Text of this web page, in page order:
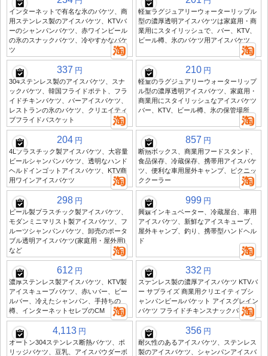
インターネットで有名な氷のバケツ、商
用ステンレス製のアイスバケツ、KTVバ
ーのシャンパンバケツ、赤ワインビール
の氷のスナックバケツ、冷やすかなバケ
ツ
軽量ラグジュアリーウォーターリップル
型の濃厚透明アイスバケツは家庭用・商
業用にスタイリッシュで、バー、KTV、
ビール樽、氷のバケツ用アイスバケツ
337 円
304ステンレス製のアイスバケツ、スナ
ックバケツ、韓国フライドポテト、フラ
イドチキンバケツ、バーアイスバケツ、
レストランの氷のバケツ、クリエイティ
ブフライドバスケット
210 円
軽量のラグジュアリーウォーターリップ
ル型の濃厚透明アイスバケツ、家庭用・
商業用にスタイリッシュなアイスバケツ
バー、KTV、ビール樽、氷の保管場所
204 円
4Lプラスチック製アイスバケツ、大容量
ビールシャンパンバケツ、透明なハンド
ヘルドインゴットアイスバケツ、KTV商
用ワインアイスバケツ
857 円
断熱ボックス、商業用フードスタンド、
食品保存、冷蔵保存、携帯用アイスバケ
ツ、便利な車用屋外キャンプ、ピクニッ
ククーラー
298 円
ビール製プラスチック製アイスバケツ、
モダンミニマリスト製アイスバケツ、フ
ルーツシャンパンバケツ、卸売のポータ
ブル透明アイスバケツ(家庭用・屋外用)
など
999 円
興森インキュベーター、冷蔵屋台、車用
アイスバケツ、新鮮なアイスキューブ、
屋外キャンプ、釣り、携帯型ハンドヘル
ド
612 円
濃厚ステンレス製アイスバケツ、KTV製
アイスキューブバケツ、赤いバー、ビー
ルバー、冷えたシャンパン、手持ちの
樽、インターネットセレブのCM
332 円
ステンレス製の濃厚アイスバケツ KTVバ
ー サプライズ 商業用クリエイティブシ
ャンパンビールバケット アイスグレイン
バケツ フライドチキンスナックバケツ
4,113 円
オートン304ステンレス断熱バケツ、ポ
リッジバケツ、豆乳、アイスパウダーボ
356 円
耐久性のあるアイスバケツ、ステンレス
製のアイスバケツ、シャンパンアイスバ